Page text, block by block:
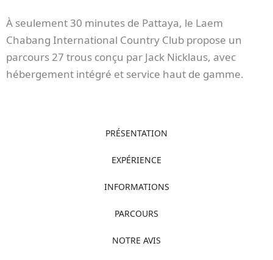
À seulement 30 minutes de Pattaya, le Laem
Chabang International Country Club propose un
parcours 27 trous conçu par Jack Nicklaus, avec
hébergement intégré et service haut de gamme.
PRÉSENTATION
EXPÉRIENCE
INFORMATIONS
PARCOURS
NOTRE AVIS